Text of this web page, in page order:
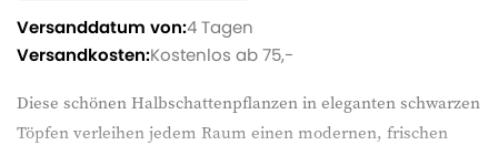
Diese schönen Halbschattenpflanzen in eleganten schwarzen
Töpfen verleihen jedem Raum einen modernen, frischen
Versanddatum von:4 Tagen
Versandkosten:Kostenlos ab 75,-